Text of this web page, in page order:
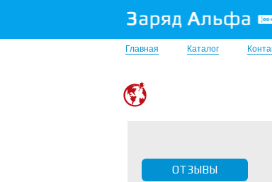
Главная Каталог
ОТЗЫВЫ